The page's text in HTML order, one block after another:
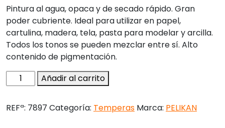
Pintura al agua, opaca y de secado rápido. Gran
poder cubriente. Ideal para utilizar en papel,
cartulina, madera, tela, pasta para modelar y arcilla.
Todos los tonos se pueden mezclar entre sí. Alto
contenido de pigmentación.
Tempera
hobby
cc
Añadir al carrito
REFª: 7897 Categoría: Temperas Marca: PELIKAN